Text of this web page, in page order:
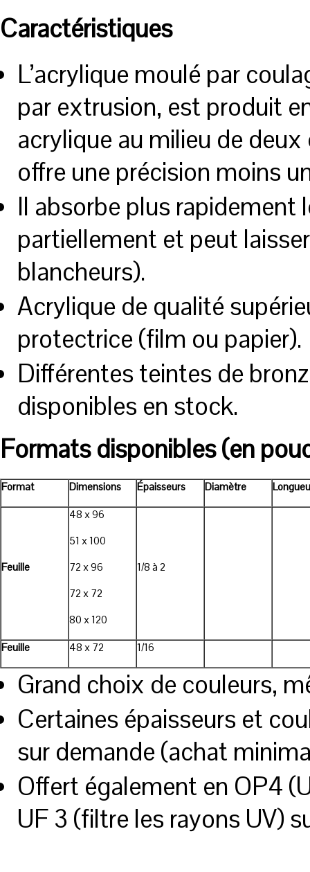
Caractéristiques
L’acrylique moulé par
par extrusion, est produit
acrylique au milieu de
offre une précision moins
Il absorbe plus rapidement
partiellement et peut
blancheurs).
Acrylique de qualité
protectrice (film ou papier).
Différentes teintes de
disponibles en stock.
Formats disponibles (en
Format Dimensions Épaisseurs Diamètre
Feuille
48 x 96
51 x 100
72 x 96
72 x 72
80 x 120
1/8 à 2
Feuille 48 x 72 1/16
Grand choix de couleurs,
Certaines épaisseurs et
sur demande (achat
Offert également en OP4
UF 3 (filtre les rayons UV)